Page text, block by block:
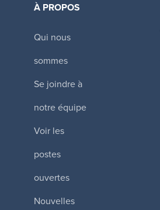
À PROPOS
Qui nous
sommes
Se joindre à
notre équipe
Voir les
postes
ouvertes
Nouvelles
REIT